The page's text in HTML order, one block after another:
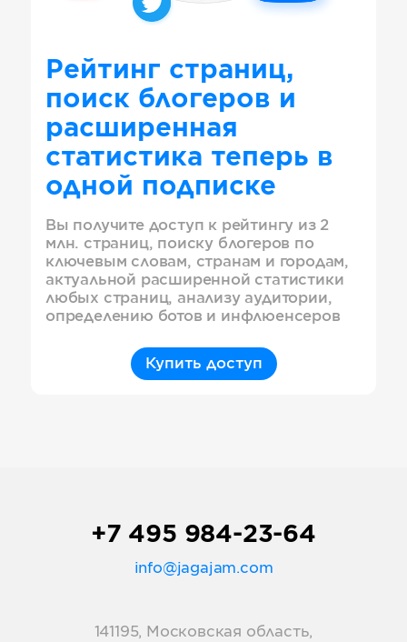
Рейтинг страниц,
поиск блогеров и
расширенная
статистика теперь в
одной подписке
Вы получите доступ к рейтингу из 2
млн. страниц, поиску блогеров по
ключевым словам, странам и городам,
актуальной расширенной статистики
любых страниц, анализу аудитории,
определению ботов и инфлюенсеров
Купить доступ
+7 495 984-23-64
info@jagajam.com
141195, Московская область,